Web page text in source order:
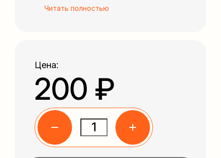
фонде и контакты. Внутри
Читать полностью
Цена:
200 ₽